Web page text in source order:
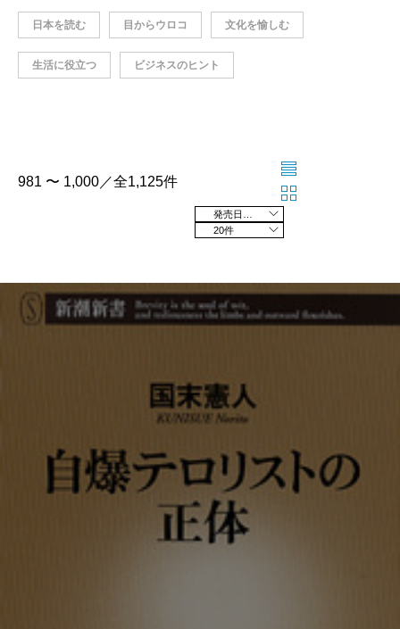
日本を読む 目からウロコ 文化を愉しむ
生活に役立つ ビジネスのヒント
981 〜 1,000／全1,125件
20件